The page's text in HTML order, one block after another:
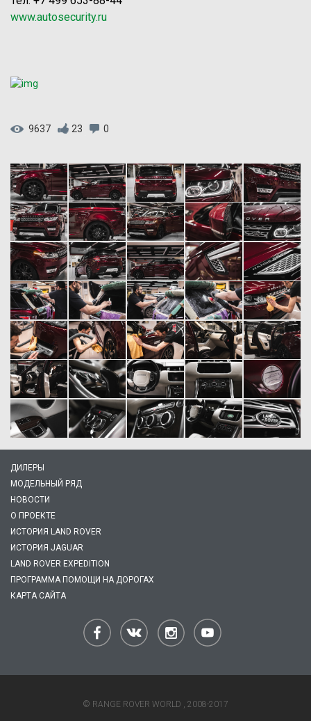
www.autosecurity.ru
9637 23 0
ДИЛЕРЫ
МОДЕЛЬНЫЙ РЯД
НОВОСТИ
О ПРОЕКТЕ
ИСТОРИЯ LAND ROVER
ИСТОРИЯ JAGUAR
LAND ROVER EXPEDITION
ПРОГРАММА ПОМОЩИ НА ДОРОГАХ
КАРТА САЙТА
© RANGE ROVER WORLD , 2008-2017